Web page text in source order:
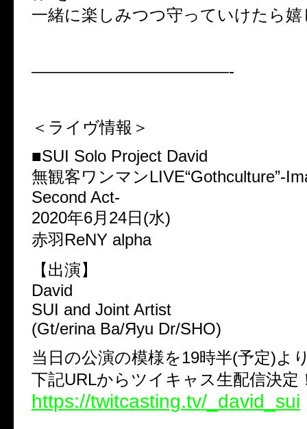
一緒に楽しみつつ守っていけたら
————————————-
＜ライヴ情報＞
■SUI Solo Project David
無観客ワンマンLIVE“Gothculture”-
Second Act-
2020年6月24日(水)
赤羽ReNY alpha
【出演】
David
SUI and Joint Artist
(Gt/erina Ba/Яyu Dr/SHO)
当日の公演の模様を19時半(予定)よ
下記URLからツイキャス生配信決定
https://twitcasting.tv/_david_sui